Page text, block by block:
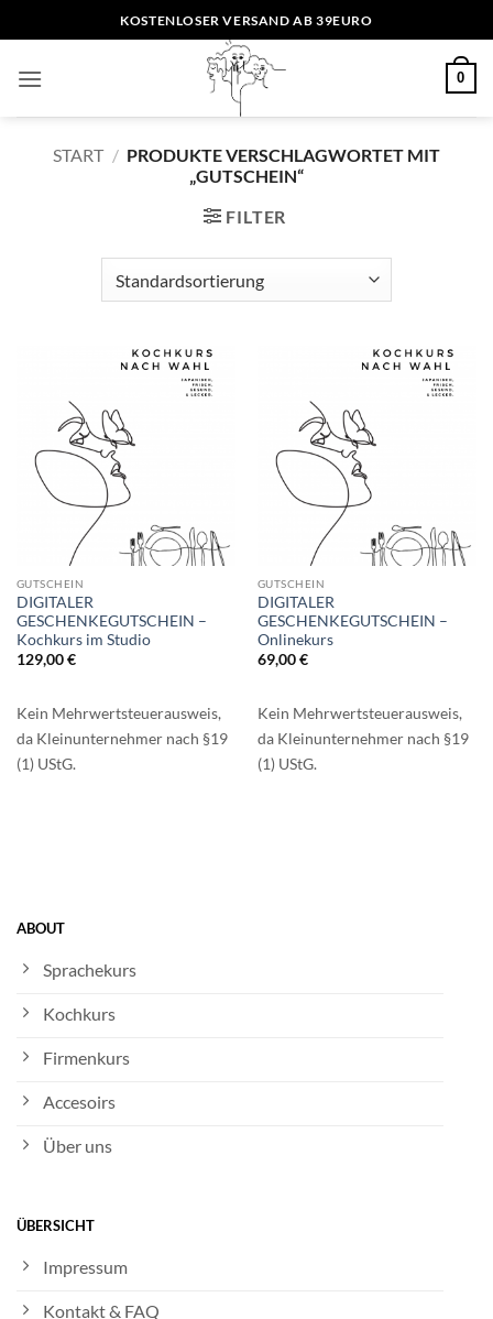
Inhalt
springen
KOSTENLOSER VERSAND AB 39EURO
0
START / PRODUKTE VERSCHLAGWORTET MIT
„GUTSCHEIN“
FILTER
GUTSCHEIN
DIGITALER
GESCHENKEGUTSCHEIN –
Kochkurs im Studio
129,00€
Kein Mehrwertsteuerausweis,
da Kleinunternehmer nach §19
(1) UStG.
GUTSCHEIN
DIGITALER
GESCHENKEGUTSCHEIN –
Onlinekurs
69,00€
Kein Mehrwertsteuerausweis,
da Kleinunternehmer nach §19
(1) UStG.
ABOUT
Sprachekurs
Kochkurs
Firmenkurs
Accesoirs
Über uns
ÜBERSICHT
Impressum
Kontakt & FAQ